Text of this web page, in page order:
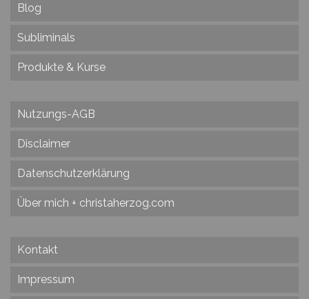
Blog
Subliminals
Produkte & Kurse
Nutzungs-AGB
Disclaimer
Datenschutzerklärung
Über mich + christaherzog.com
Kontakt
Impressum